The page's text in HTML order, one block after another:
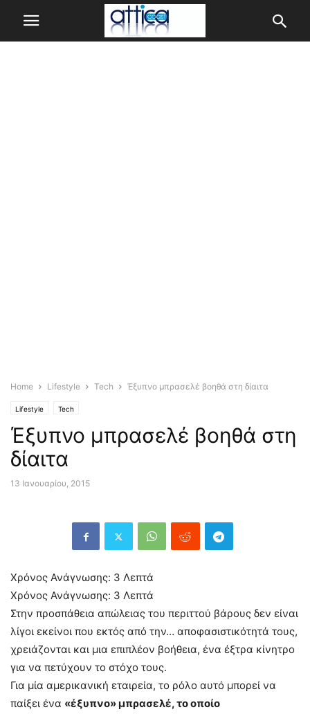
Home Lifestyle Tech Έξυπνο μπρασελέ βοηθά στη δίαιτα
Lifestyle Tech
Έξυπνο μπρασελέ βοηθά στη
δίαιτα
13 Ιανουαρίου, 2015
Χρόνος Ανάγνωσης: 3 Λεπτά
Χρόνος Ανάγνωσης: 3 Λεπτά
Στην προσπάθεια απώλειας του περιττού βάρους δεν είναι
λίγοι εκείνοι που εκτός από την… αποφασιστικότητά τους,
χρειάζονται και μια επιπλέον βοήθεια, ένα έξτρα κίνητρο
για να πετύχουν το στόχο τους.
Για μία αμερικανική εταιρεία, το ρόλο αυτό μπορεί να
παίξει ένα «έξυπνο» μπρασελέ, το οποίο